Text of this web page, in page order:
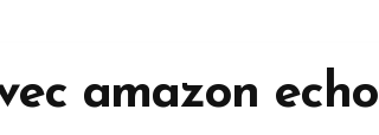
amazon echo